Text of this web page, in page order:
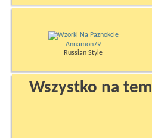
Annamon79
Russian Style
Wszystko na